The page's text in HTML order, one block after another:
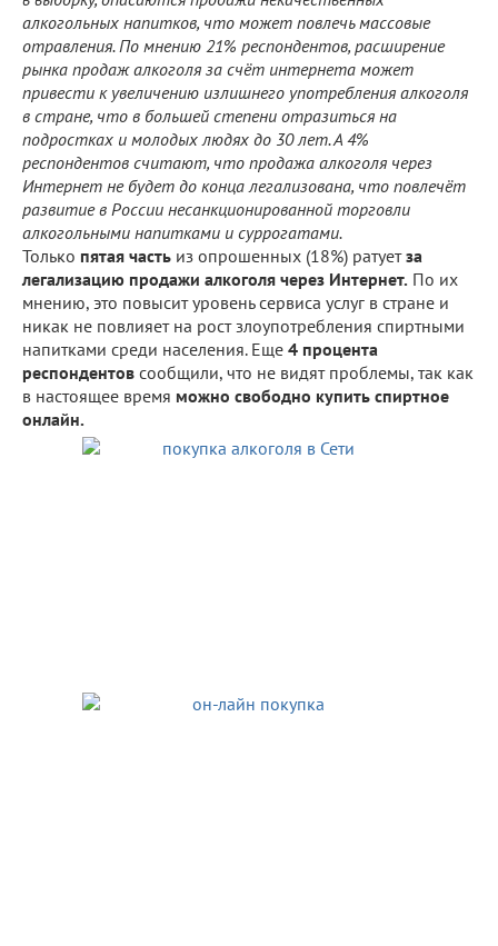
алкогольных напитков, что может повлечь массовые
отравления. По мнению 21% респондентов, расширение
рынка продаж алкоголя за счёт интернета может
привести к увеличению излишнего употребления алкоголя
в стране, что в большей степени отразиться на
подростках и молодых людях до 30 лет. А 4%
респондентов считают, что продажа алкоголя через
Интернет не будет до конца легализована, что повлечёт
развитие в России несанкционированной торговли
алкогольными напитками и суррогатами.
Только пятая часть из опрошенных (18%) ратуетза
легализацию продажи алкоголя через Интернет. По их
мнению, это повысит уровень сервиса услуг в стране и
никак не повлияет на рост злоупотребления спиртными
напитками среди населения. Еще 4 процента
респондентов сообщили, что не видят проблемы, так как
в настоящее время можно свободно купить спиртное
онлайн.